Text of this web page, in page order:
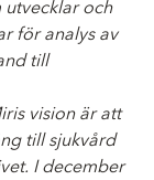
och
för analys av
till
vision är att
till sjukvård
I december